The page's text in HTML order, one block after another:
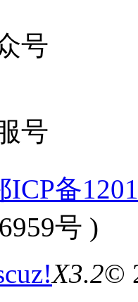
号
号
ICP备
号 )
X3.2©